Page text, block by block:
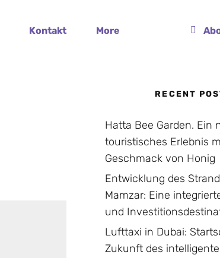
Kontakt More
RECENT
Hatta Bee Garden. Ein
touristisches Erlebnis
Geschmack von Honig
Entwicklung des
Mamzar: Eine
und
Lufttaxi in Dubai:
Zukunft des